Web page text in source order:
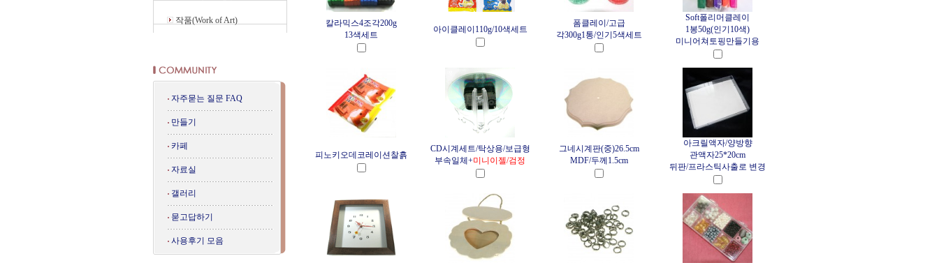
작품(Work of Art)
자주묻는 질문 FAQ
만들기
카페
자료실
갤러리
묻고답하기
사용후기 모음
칼라믹스4조각200g
13색세트
아이클레이110g/10색세트
폼클레이/고급
각300g1통/인기5색세트
Soft폴리머클레이
1봉50g(인기10색)
미니어쳐토핑만들기용
피노키오데코레이션찰흙
CD시계세트/탁상용/보급형
부속일체+미니이젤/검정
그네시계판(중)26.5cm
MDF/두께1.5cm
아크릴액자/양방향
관액자25*20cm
뒤판/프라스틱사출로 변경